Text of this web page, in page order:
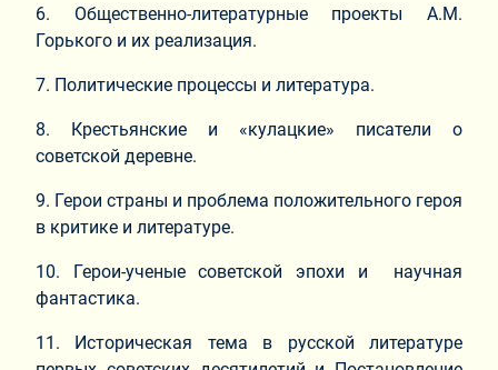
6. Общественно-литературные проекты А.М.
Горького и их реализация.
7. Политические процессы и литература.
8. Крестьянские и «кулацкие» писатели о
советской деревне.
9. Герои страны и проблема положительного героя
в критике и литературе.
10. Герои-ученые советской эпохи и научная
фантастика.
11. Историческая тема в русской литературе